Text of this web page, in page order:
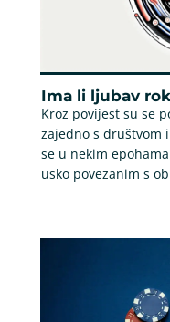
Ima li ljubav
Kroz povijest su se
zajedno s društvom
se u nekim
usko povezanim s